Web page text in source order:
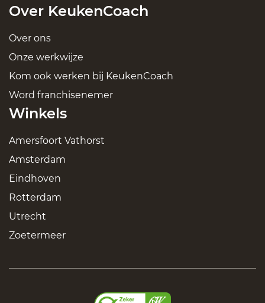
Over KeukenCoach
Over ons
Onze werkwijze
Kom ook werken bij KeukenCoach
Word franchisenemer
Winkels
Amersfoort Vathorst
Amsterdam
Eindhoven
Rotterdam
Utrecht
Zoetermeer